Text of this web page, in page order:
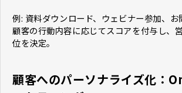
例: 資料ダウンロード、ウェビナー参加、お
顧客の行動内容に応じてスコアを付与し、
位を決定。
顧客へのパーソナライズ化：